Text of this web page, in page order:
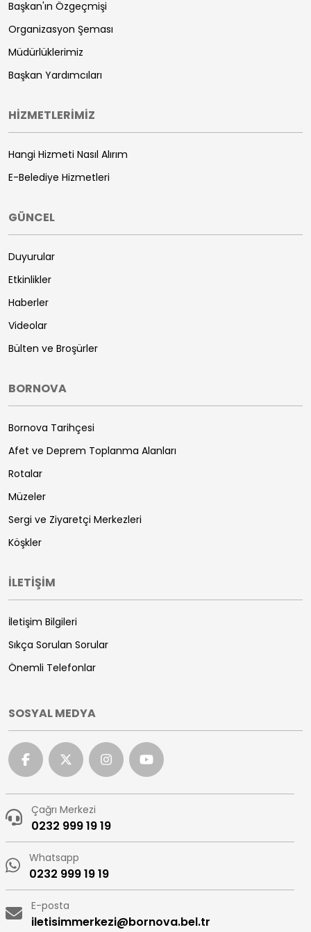
Başkan'ın Özgeçmişi
Organizasyon Şeması
Müdürlüklerimiz
Başkan Yardımcıları
HİZMETLERİMİZ
Hangi Hizmeti Nasıl Alırım
E-Belediye Hizmetleri
GÜNCEL
Duyurular
Etkinlikler
Haberler
Videolar
Bülten ve Broşürler
BORNOVA
Bornova Tarihçesi
Afet ve Deprem Toplanma Alanları
Rotalar
Müzeler
Sergi ve Ziyaretçi Merkezleri
Köşkler
İLETİŞİM
İletişim Bilgileri
Sıkça Sorulan Sorular
Önemli Telefonlar
SOSYAL MEDYA
Çağrı Merkezi
0232 999 19 19
Whatsapp
0232 999 19 19
E-posta
iletisimmerkezi@bornova.bel.tr